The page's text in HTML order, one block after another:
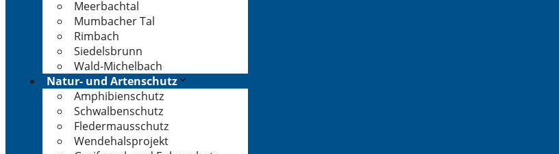
Meerbachtal
Mumbacher Tal
Rimbach
Siedelsbrunn
Wald-Michelbach
Natur- und Artenschutz
Amphibienschutz
Schwalbenschutz
Fledermausschutz
Wendehalsprojekt